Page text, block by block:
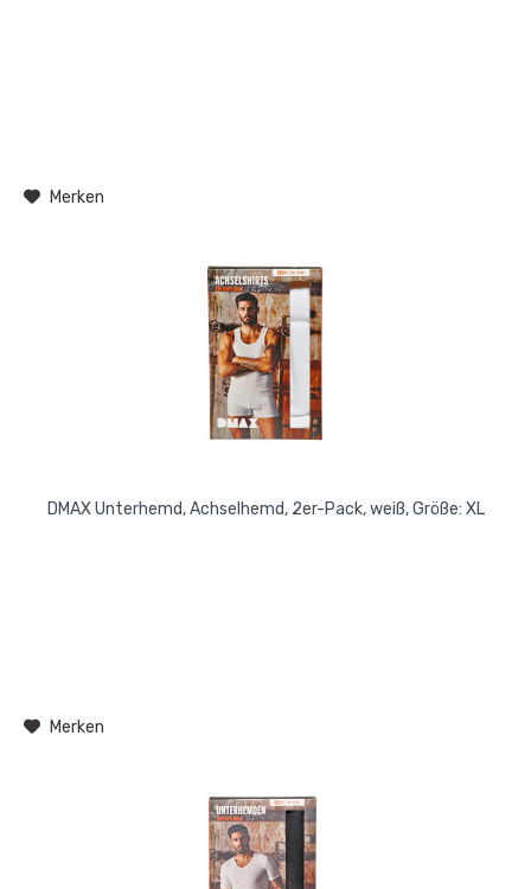
Merken
DMAX Unterhemd, Achselhemd, 2er-Pack, weiß, Größe: XL
Merken